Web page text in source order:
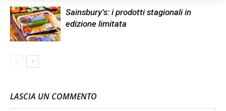
Sainsbury’s: i prodotti stagionali in
edizione limitata
LASCIA UN COMMENTO